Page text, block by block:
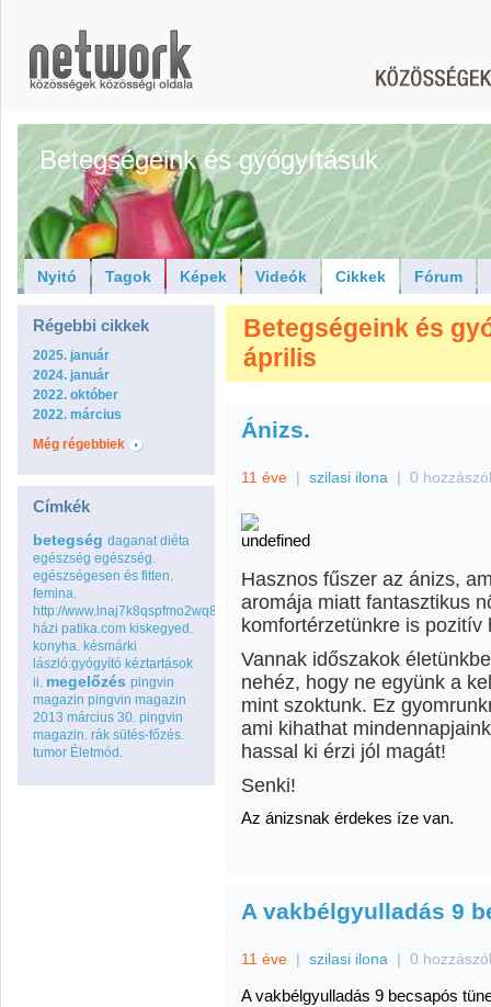
Betegségeink és gyógyításuk
Nyitó Tagok Képek Videók Cikkek Fórum
Régebbi cikkek
2025. január
2024. január
2022. október
2022. március
Még régebbiek
Címkék
betegség daganat diéta
egészség egészség.
egészségesen és fitten.
femina.
http://www.lnaj7k8qspfmo2wq8go.com
házi patika.com kiskegyed.
konyha. késmárki
lászló:gyógyító kéztartások
ii. megelőzés pingvin
magazin pingvin magazin
2013 március 30. pingvin
magazin. rák sütés-főzés.
tumor Életmód.
Betegségeink és
április
Ánizs.
11 éve | szilasi ilona | 0
Hasznos fűszer az ánizs,
aromája miatt fantasztikus
komfortérzetünkre is pozitív
Vannak időszakok
nehéz, hogy ne együnk a
mint szoktunk. Ez
ami kihathat
hassal ki érzi jól magát!
Senki!
Az ánizsnak érdekes íze van.
A vakbélgyulladás 9
11 éve | szilasi ilona | 0
A vakbélgyulladás 9 becsapós